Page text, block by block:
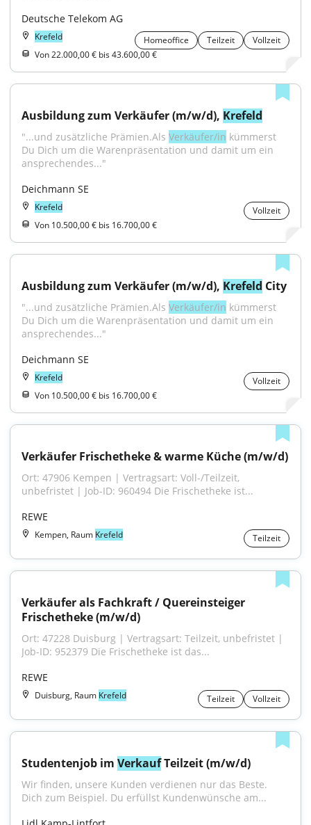
Deutsche Telekom AG
Krefeld Homeoffice Teilzeit
Vollzeit
Von 22.000,00 € bis 43.600,00 €
Ausbildung zum Verkäufer (m/w/d), Krefeld
"...und zusätzliche Prämien.Als Verkäufer/in kümmerst
Du Dich um die Warenpräsentation und damit um ein
ansprechendes..."
Deichmann SE
Krefeld
Vollzeit
Von 10.500,00 € bis 16.700,00 €
Ausbildung zum Verkäufer (m/w/d), Krefeld City
"...und zusätzliche Prämien.Als Verkäufer/in kümmerst
Du Dich um die Warenpräsentation und damit um ein
ansprechendes..."
Deichmann SE
Krefeld
Vollzeit
Von 10.500,00 € bis 16.700,00 €
Verkäufer Frischetheke & warme Küche (m/w/d)
Ort: 47906 Kempen | Vertragsart: Voll-/Teilzeit,
unbefristet | Job-ID: 960494 Die Frischetheke ist...
REWE
Kempen, Raum Krefeld Teilzeit
Verkäufer als Fachkraft / Quereinsteiger
Frischetheke (m/w/d)
Ort: 47228 Duisburg | Vertragsart: Teilzeit, unbefristet |
Job-ID: 952379 Die Frischetheke ist das...
REWE
Duisburg, Raum Krefeld Teilzeit Vollzeit
Studentenjob im Verkauf Teilzeit (m/w/d)
Wir finden, unsere Kunden verdienen nur das Beste.
Dich zum Beispiel. Du erfüllst Kundenwünsche am...